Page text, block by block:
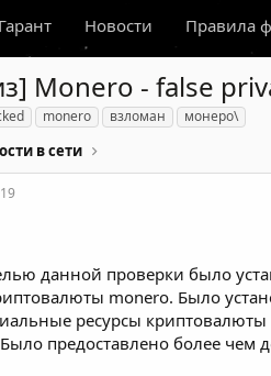
Гарант Новости Правила
Monero - false
monero взломан монеро\
в сети
данной проверки было
monero. Было
ресурсы криптовалюты
предоставлено более чем